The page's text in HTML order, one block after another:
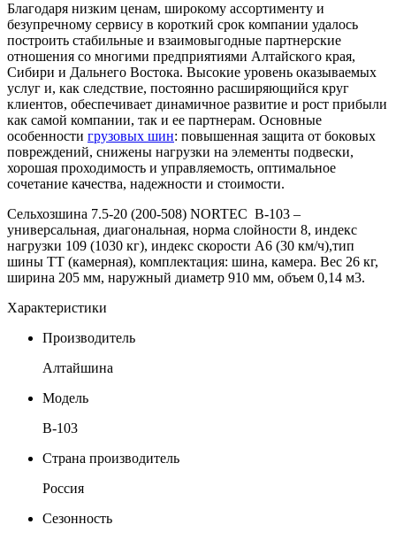
Благодаря низким ценам, широкому ассортименту и
безупречному сервису в короткий срок компании удалось
построить стабильные и взаимовыгодные партнерские
отношения со многими предприятиями Алтайского края,
Сибири и Дальнего Востока. Высокие уровень оказываемых
услуг и, как следствие, постоянно расширяющийся круг
клиентов, обеспечивает динамичное развитие и рост прибыли
как самой компании, так и ее партнерам. Основные
особенности грузовых шин: повышенная защита от боковых
повреждений, снижены нагрузки на элементы подвески,
хорошая проходимость и управляемость, оптимальное
сочетание качества, надежности и стоимости.
Сельхозшина 7.5-20 (200-508) NORTEC В-103 –
универсальная, диагональная, норма слойности 8, индекс
нагрузки 109 (1030 кг), индекс скорости А6 (30 км/ч),тип
шины ТТ (камерная), комплектация: шина, камера. Вес 26 кг,
ширина 205 мм, наружный диаметр 910 мм, объем 0,14 м3.
Характеристики
Производитель
Алтайшина
Модель
В-103
Страна производитель
Россия
Сезонность